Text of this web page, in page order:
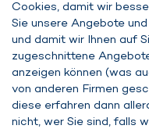
Cookies, damit wir
Sie unsere Angebote
und damit wir Ihnen auf
zugeschnittene
anzeigen können (was
von anderen Firmen
diese erfahren dann
nicht, wer Sie sind, falls